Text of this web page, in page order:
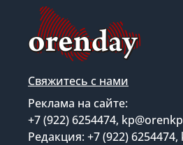
Свяжитесь с нами
Реклама на сайте:
+7 (922) 6254474,
Редакция: +7 (922)